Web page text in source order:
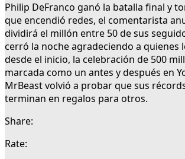
Philip DeFranco ganó la batalla final y
que encendió redes, el comentarista
dividirá el millón entre 50 de sus
cerró la noche agradeciendo a quienes
desde el inicio, la celebración de 500
marcada como un antes y después en
MrBeast volvió a probar que sus
terminan en regalos para otros.
Share:
Rate: